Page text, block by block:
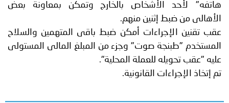
هاتفه" لأحد الأشخاص بالخارج وتمكن بمعاونة بعض
الأهالى من ضبط إثنين منهم.
عقب تقنين الإجراءات أمكن ضبط باقى المتهمين والسلاح
المستخدم "طبنجة صوت" وجزء من المبلغ المالى المستولى
عليه "عقب تحويله للعملة المحلية".
تم إتخاذ الإجراءات القانونية.